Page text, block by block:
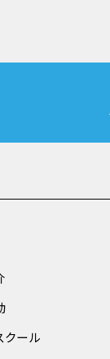
クール